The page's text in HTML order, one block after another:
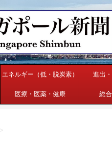
エネルギー（低・脱炭素） 進出
医療・医薬・健康 総合
>